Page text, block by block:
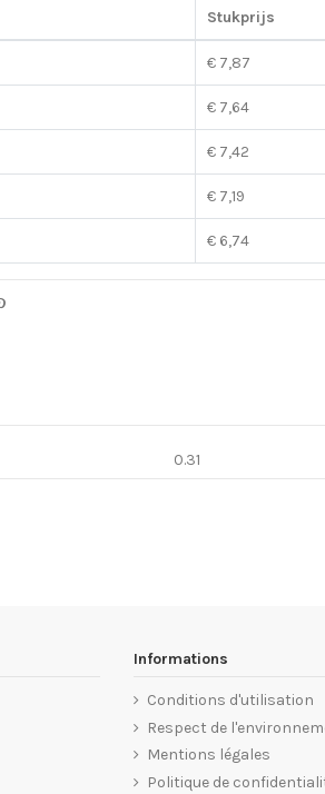
Stukprijs
€ 7,87
€ 7,64
€ 7,42
€ 7,19
€ 6,74
0.31
Informations
Conditions d'utilisation
Respect de
Mentions légales
Politique de